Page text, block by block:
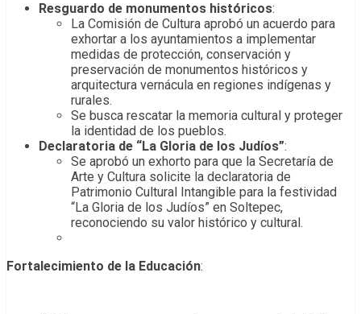
Resguardo de monumentos históricos:
La Comisión de Cultura aprobó un acuerdo para
exhortar a los ayuntamientos a implementar
medidas de protección, conservación y
preservación de monumentos históricos y
arquitectura vernácula en regiones indígenas y
rurales.
Se busca rescatar la memoria cultural y proteger
la identidad de los pueblos.
Declaratoria de “La Gloria de los Judíos”:
Se aprobó un exhorto para que la Secretaría de
Arte y Cultura solicite la declaratoria de
Patrimonio Cultural Intangible para la festividad
“La Gloria de los Judíos” en Soltepec,
reconociendo su valor histórico y cultural.
Fortalecimiento de la Educación: